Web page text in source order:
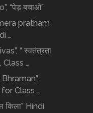
“पेड़ बचाओ”
pratham
…
“ स्वतंत्रता
Class …
for Class …
किला” Hindi